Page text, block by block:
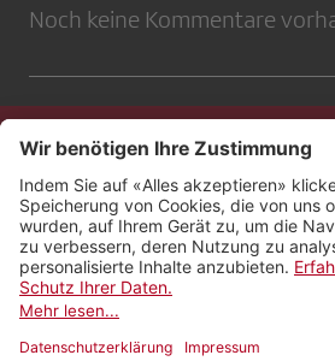
Noch keine Kommentare
Kontakt
Impressum
Rechtliches
Netiquette